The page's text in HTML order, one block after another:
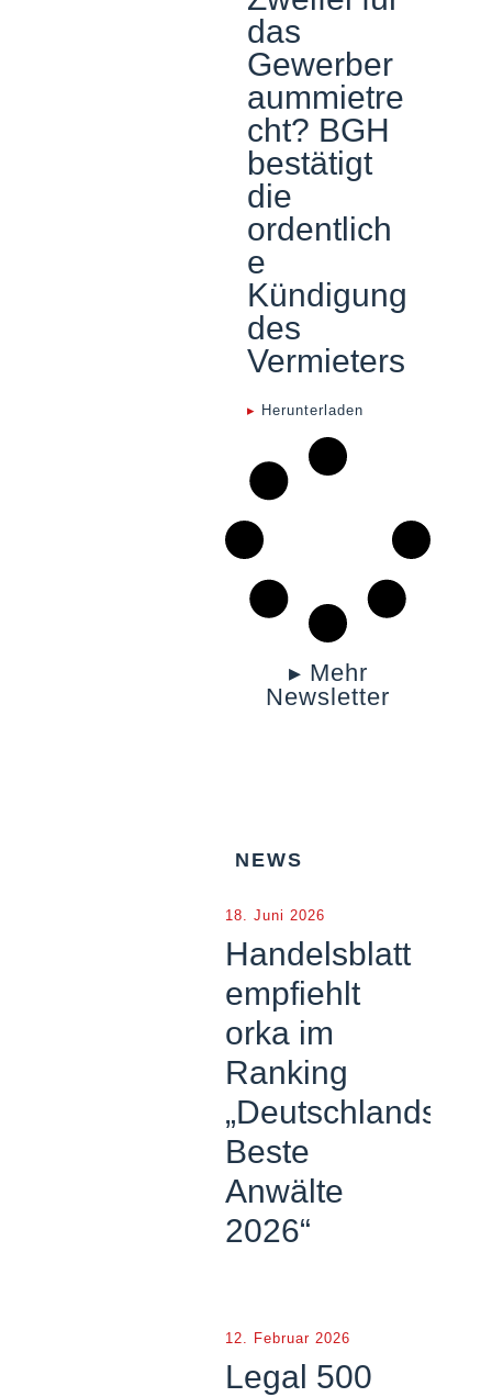
das
Gewerber
aummietre
cht? BGH
bestätigt
die
ordentlich
e
Kündigung
des
Vermieters
▸ Herunterladen
▸ Mehr
Newsletter
NEWS
18. Juni 2026
Handelsblatt
empfiehlt
orka im
Ranking
„Deutschlands
Beste
Anwälte
2026“
12. Februar 2026
Legal 500